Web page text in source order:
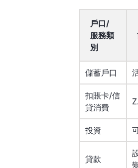
戶口/
服務類
別
儲蓄戶口
扣賬卡/信
貸消費
投資
貸款